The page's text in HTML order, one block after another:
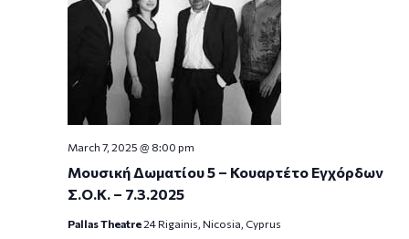
Μουσική Δωματίου 5 – Κουαρτέτο Εγχόρδων
Σ.Ο.Κ. – 7.3.2025
March 7, 2025 @ 8:00 pm
Pallas Theatre24 Rigainis, Nicosia, Cyprus